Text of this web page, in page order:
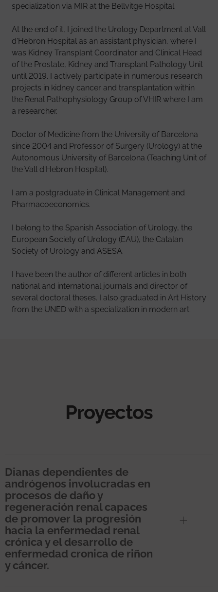
specialization via MIR at the Bellvitge Hospital.
At the end of it, I joined the Urology Department at Vall
d'Hebron Hospital as an assistant physician, where I
was Kidney Transplant Coordinator and Clinical Head
of the Prostate, Kidney and Transplant Pathology Unit
until 2019. I actively participate in numerous research
projects in kidney cancer and transplantation within
the Renal Pathophysiology Group of VHIR where I am
a researcher.
Doctor of Medicine from the University of Barcelona
since 2004 and Professor of Surgery (Urology) at the
Autonomous University of Barcelona (Teaching Unit of
the Vall d'Hebron Hospital).
I am a postgraduate in Clinical Management and
Pharmacoeconomics.
I belong to the Spanish Association of Urology, the
European Society of Urology (EAU), the Catalan
Society of Urology and ASESA.
I have been the author of different articles in both
national and international journals and director of
several doctoral theses. I also graduated in Art History
from the UNED with a specialization in modern art.
Proyectos
Dianas dependientes de
andrógenos involucradas en
procesos de daño y
regeneración renal capaces
de promover la progresión
hacia la enfermedad renal
crónica y el desarrollo de
enfermedad cronica de riñon
y cáncer.